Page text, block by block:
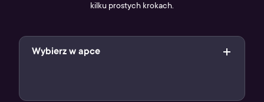
kilku prostych krokach.
Wybierz w apce